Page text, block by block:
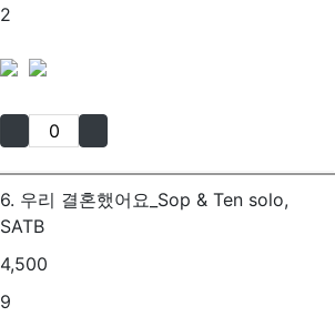
2
6. 우리 결혼했어요_Sop & Ten solo,
SATB
4,500
9